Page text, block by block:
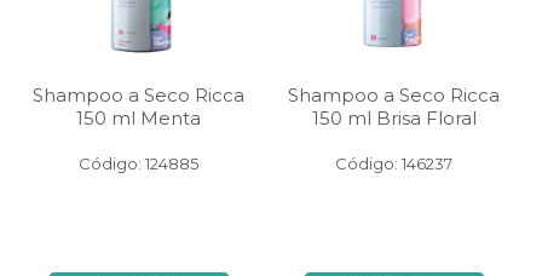
Shampoo a Seco Ricca
150 ml Menta
Código: 124885
Shampoo a Seco Ricca
150 ml Brisa Floral
Código: 146237